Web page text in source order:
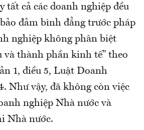
tất cả các doanh nghiệp đều
đảm bình đẳng trước pháp
nghiệp không phân biệt
và thành phần kinh tế” theo
1, điều 5, Luật Doanh
Như vậy, đã không còn việc
nghiệp Nhà nước và
Nhà nước.